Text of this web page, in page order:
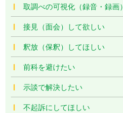
取調べの可視化（録音・録画）
接見（面会）して欲しい
釈放（保釈）してほしい
前科を避けたい
示談で解決したい
不起訴にしてほしい